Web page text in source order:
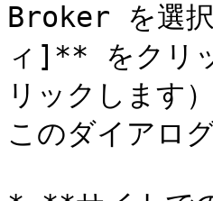
Broker を選
ィ]** をクリ
リックしま
このダイアロ